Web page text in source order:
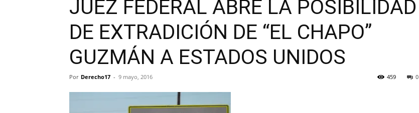
JUEZ FEDERAL ABRE LA POSIBILIDAD
DE EXTRADICIÓN DE “EL CHAPO”
GUZMÁN A ESTADOS UNIDOS
Por Derecho17 - 9 mayo, 2016 0
459